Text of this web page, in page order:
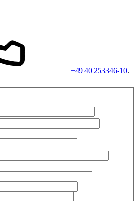
+49 40 253346-10.